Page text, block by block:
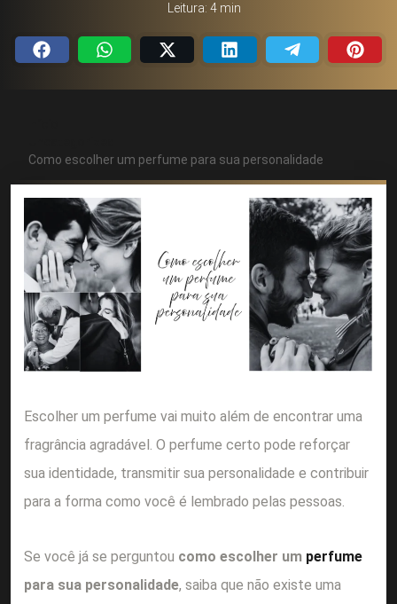
Leitura: 4 min
Como escolher um perfume para sua personalidade
Escolher um perfume vai muito além de encontrar uma
fragrância agradável. O perfume certo pode reforçar
sua identidade, transmitir sua personalidade e contribuir
para a forma como você é lembrado pelas pessoas.
Se você já se perguntou como escolher um perfume
para sua personalidade, saiba que não existe uma